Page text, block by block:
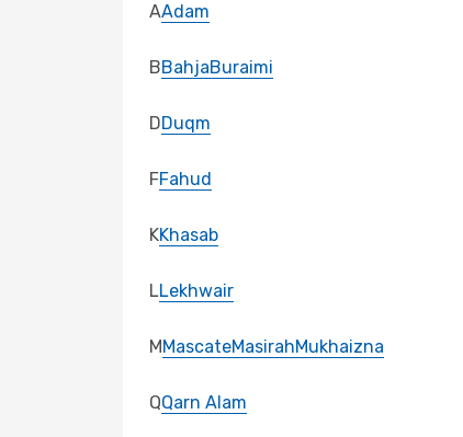
AAdam
BBahjaBuraimi
DDuqm
FFahud
KKhasab
LLekhwair
MMascateMasirahMukhaizna
QQarn Alam